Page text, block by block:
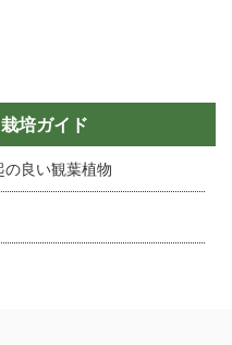
培ガイド
良い観葉植物